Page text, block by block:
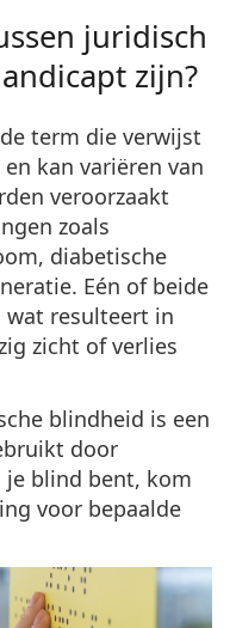
juridisch
zijn?
term die verwijst
kan variëren van
veroorzaakt
zoals
diabetische
Eén of beide
wat resulteert in
zicht of verlies
blindheid is een
door
je blind bent, kom
voor bepaalde